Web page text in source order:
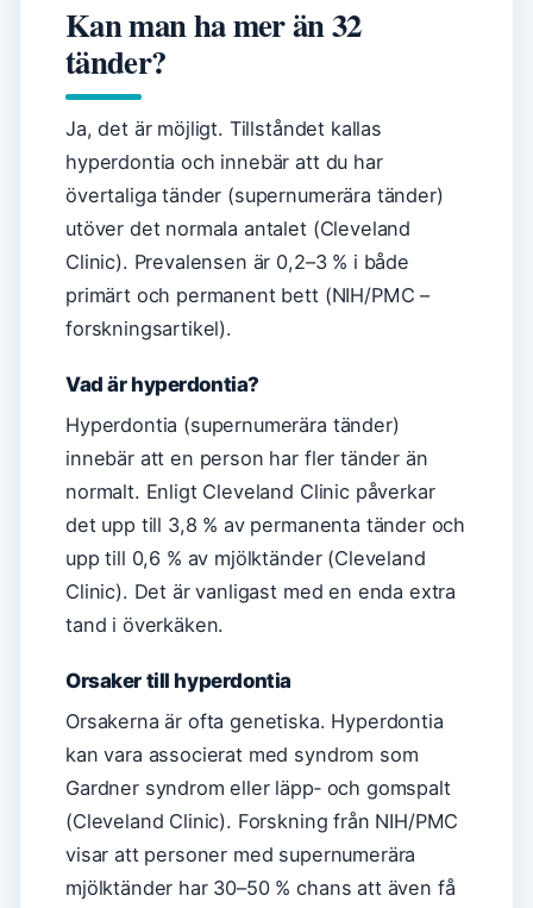
Kan man ha mer än 32
tänder?
Ja, det är möjligt. Tillståndet kallas
hyperdontia och innebär att du har
övertaliga tänder (supernumerära tänder)
utöver det normala antalet (Cleveland
Clinic). Prevalensen är 0,2–3 % i både
primärt och permanent bett (NIH/PMC –
forskningsartikel).
Vad är hyperdontia?
Hyperdontia (supernumerära tänder)
innebär att en person har fler tänder än
normalt. Enligt Cleveland Clinic påverkar
det upp till 3,8 % av permanenta tänder och
upp till 0,6 % av mjölktänder (Cleveland
Clinic). Det är vanligast med en enda extra
tand i överkäken.
Orsaker till hyperdontia
Orsakerna är ofta genetiska. Hyperdontia
kan vara associerat med syndrom som
Gardner syndrom eller läpp‑ och gomspalt
(Cleveland Clinic). Forskning från NIH/PMC
visar att personer med supernumerära
mjölktänder har 30–50 % chans att även få